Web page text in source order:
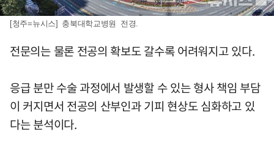
[청주=뉴시스] 충북대학교병원 전경.
전문의는 물론 전공의 확보도 갈수록 어려워지고 있다.
응급 분만 수술 과정에서 발생할 수 있는 형사 책임 부담
이 커지면서 전공의 산부인과 기피 현상도 심화하고 있
다는 분석이다.